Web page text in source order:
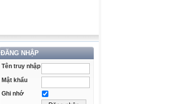
ĐĂNG NHẬP
Tên truy nhập
Mật khẩu
Ghi nhớ